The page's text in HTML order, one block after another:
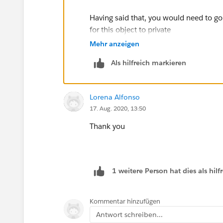
Having said that, you would need to
for this object to private
Share with Public Group> All Internal
Set the access to read only or Read/
Mehr anzeigen
Als hilfreich markieren
Lorena Alfonso
17. Aug. 2020, 13:50
Thank you
1 weitere Person hat dies als
Kommentar hinzufügen
Antwort schreiben...